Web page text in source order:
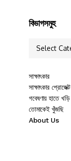
বিভাগসমুহ
সাক্ষাৎকার
সাক্ষাৎকার প্রোজেক্ট
গবেষণায় হাতে খড়ি
তোমাকেই খুঁজছি
About Us